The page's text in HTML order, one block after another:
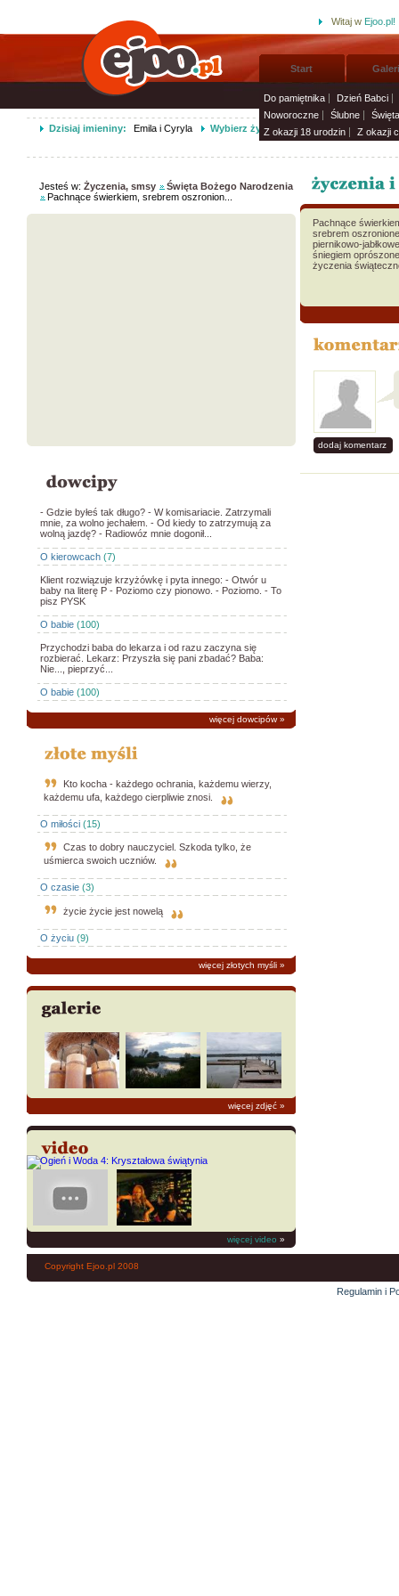
Witaj w Ejoo.pl!
Start
Do pamiętnika
Dzień Babci
Noworoczne
Ślubne
Z okazji 18 urodzin
Z okazji
Dzisiaj imieniny: Emila i Cyryla Wybierz życzenia imieninowe i wyślij
Jesteś w:Życzenia, smsy
Święta Bożego Narodzenia
Pachnące świerkiem, srebrem oszronion...
- Gdzie byłeś tak długo? - W komisariacie. Zatrzymali
mnie, za wolno jechałem. - Od kiedy to zatrzymują za
wolną jazdę? - Radiowóz mnie dogonił...
O kierowcach (7)
Klient rozwiązuje krzyżówkę i pyta innego: - Otwór u
baby na literę P - Poziomo czy pionowo. - Poziomo. - To
pisz PYSK
O babie (100)
Przychodzi baba do lekarza i od razu zaczyna się
rozbierać. Lekarz: Przyszła się pani zbadać? Baba:
Nie..., pieprzyć...
O babie (100)
więcej dowcipów»
Kto kocha - każdego ochrania, każdemu wierzy,
każdemu ufa, każdego cierpliwie znosi.
O miłości (15)
Czas to dobry nauczyciel. Szkoda tylko, że
uśmierca swoich uczniów.
O czasie (3)
życie życie jest nowelą
O życiu (9)
więcej złotych myśli »
więcej zdjęć »
więcej video »
Pachnące
srebrem
piernikowo-
śniegiem
życzenia
dodaj komentarz
Copyright Ejoo.pl 2008
Regulamin i